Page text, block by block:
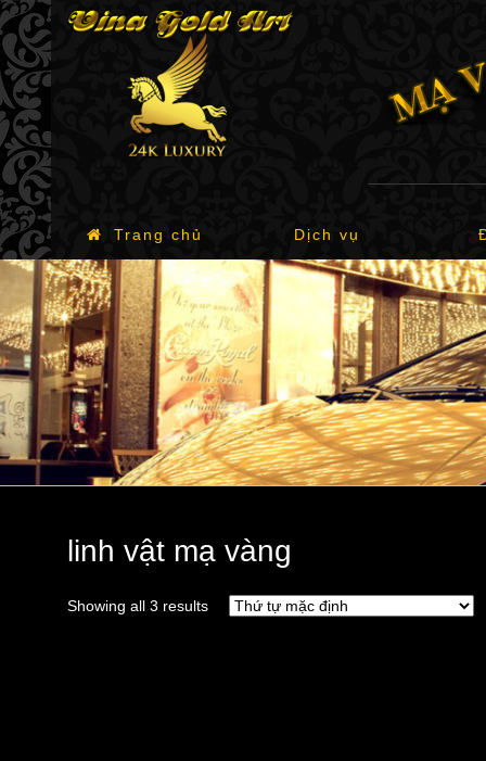
Trang chủ Dịch vụ
linh vật mạ vàng
Showing all 3 results